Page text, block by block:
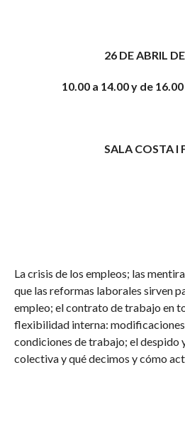
26 DE ABRIL
10.00 a 14.00 y de
SALA COSTA I
La crisis de los empleos; las
que las reformas laborales sirven
empleo; el contrato de trabajo en
flexibilidad interna: modificaciones
condiciones de trabajo; el despido
colectiva y qué decimos y cómo